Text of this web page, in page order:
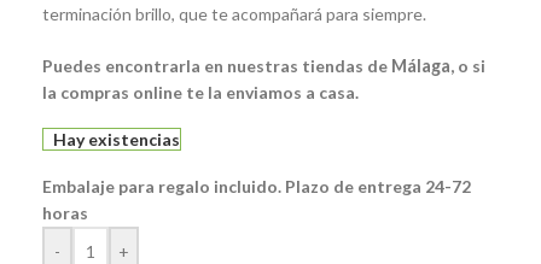
terminación brillo, que te acompañará para siempre.
Puedes encontrarla en nuestras tiendas de Málaga, o si
la compras online te la enviamos a casa.
Hay existencias
Embalaje para regalo incluido. Plazo de entrega 24-72
horas
-
+